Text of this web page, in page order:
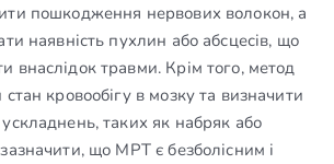
пошкодження нервових волокон, а
наявність пухлин або абсцесів, що
внаслідок травми. Крім того, метод
кровообігу в мозку та визначити
таких як набряк або
що МРТ є безболісним і